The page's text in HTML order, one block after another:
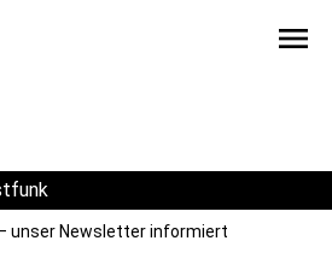
menu
unser Newsletter informiert